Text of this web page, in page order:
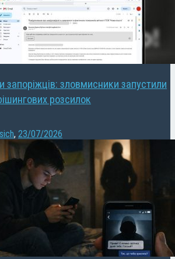
запоріжців: зловмисники запустили
розсилок
, 23/07/2026